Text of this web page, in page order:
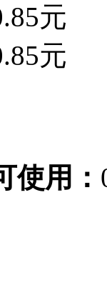
元
元
使用：